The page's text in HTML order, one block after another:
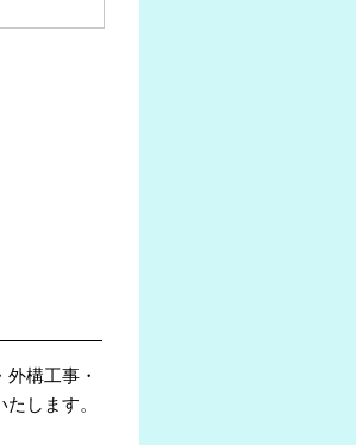
構工事・
します。